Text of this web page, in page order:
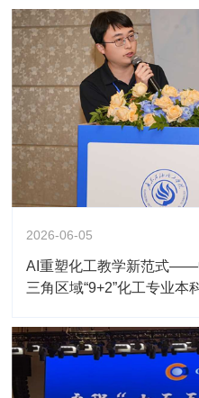
2026-06-05
AI重塑化工教学新范式——
三角区域“9+2”化工专业本